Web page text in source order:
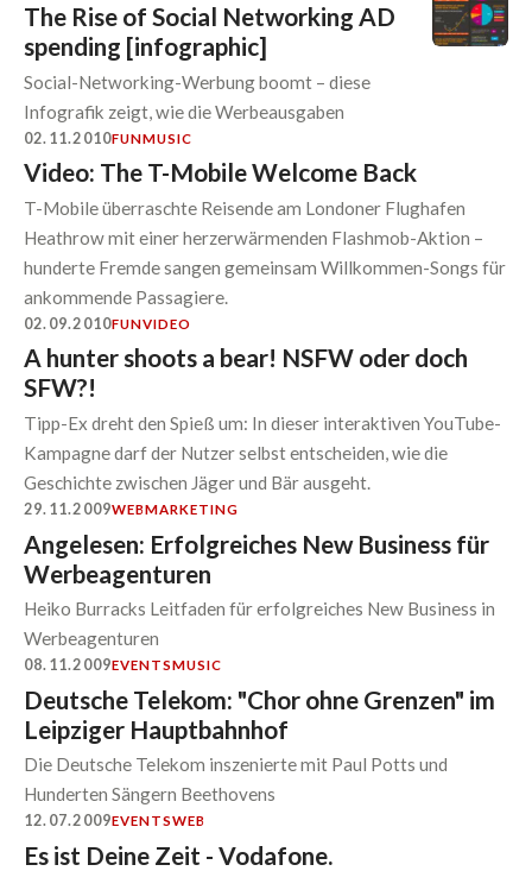
The Rise of Social Networking AD
spending [infographic]
Social-Networking-Werbung boomt – diese
Infografik zeigt, wie die Werbeausgaben
02.11.2010FUNMUSIC
Video: The T-Mobile Welcome Back
T-Mobile überraschte Reisende am Londoner Flughafen
Heathrow mit einer herzerwärmenden Flashmob-Aktion –
hunderte Fremde sangen gemeinsam Willkommen-Songs für
ankommende Passagiere.
02.09.2010FUNVIDEO
A hunter shoots a bear! NSFW oder doch
SFW?!
Tipp-Ex dreht den Spieß um: In dieser interaktiven YouTube-
Kampagne darf der Nutzer selbst entscheiden, wie die
Geschichte zwischen Jäger und Bär ausgeht.
29.11.2009WEBMARKETING
Angelesen: Erfolgreiches New Business für
Werbeagenturen
Heiko Burracks Leitfaden für erfolgreiches New Business in
Werbeagenturen
08.11.2009EVENTSMUSIC
Deutsche Telekom: "Chor ohne Grenzen" im
Leipziger Hauptbahnhof
Die Deutsche Telekom inszenierte mit Paul Potts und
Hunderten Sängern Beethovens
12.07.2009EVENTSWEB
Es ist Deine Zeit - Vodafone.